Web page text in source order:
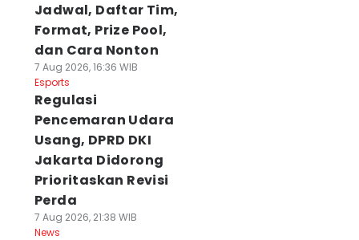
Jadwal, Daftar Tim,
Format, Prize Pool,
dan Cara Nonton
7 Aug 2026, 16:36 WIB
Esports
Regulasi
Pencemaran Udara
Usang, DPRD DKI
Jakarta Didorong
Prioritaskan Revisi
Perda
7 Aug 2026, 21:38 WIB
News